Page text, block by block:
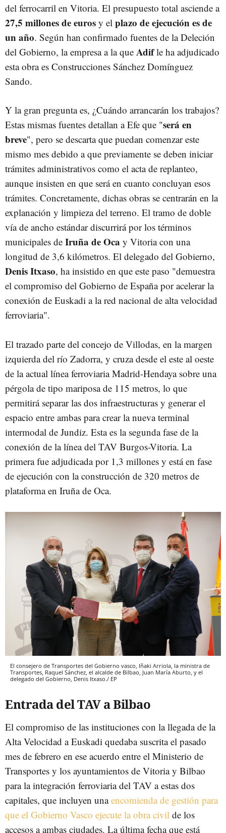
del ferrocarril en Vitoria. El presupuesto total asciende a
27,5 millones de euros y el plazo de ejecución es de
un año. Según han confirmado fuentes de la Deleción
del Gobierno, la empresa a la que Adifle ha adjudicado
esta obra es Construcciones Sánchez Domínguez
Sando.
Y la gran pregunta es, ¿Cuándo arrancarán los trabajos?
Estas mismas fuentes detallan a Efe que "será en
breve", pero se descarta que puedan comenzar este
mismo mes debido a que previamente se deben iniciar
trámites administrativos como el acta de replanteo,
aunque insisten en que será en cuanto concluyan esos
trámites. Concretamente, dichas obras se centrarán en la
explanación y limpieza del terreno. El tramo de doble
vía de ancho estándar discurrirá por los términos
municipales de Iruña de Oca y Vitoria con una
longitud de 3,6 kilómetros. El delegado del Gobierno,
Denis Itxaso, ha insistido en que este paso "demuestra
el compromiso del Gobierno de España por acelerar la
conexión de Euskadi a la red nacional de alta velocidad
ferroviaria".
El trazado parte del concejo de Villodas, en la margen
izquierda del río Zadorra, y cruza desde el este al oeste
de la actual línea ferroviaria Madrid-Hendaya sobre una
pérgola de tipo mariposa de 115 metros, lo que
permitirá separar las dos infraestructuras y generar el
espacio entre ambas para crear la nueva terminal
intermodal de Jundiz. Esta es la segunda fase de la
conexión de la línea del TAV Burgos-Vitoria. La
primera fue adjudicada por 1,3 millones y está en fase
de ejecución con la construcción de 320 metros de
plataforma en Iruña de Oca.
El consejero de Transportes del Gobierno vasco, Iñaki Arriola, la ministra de
Transportes, Raquel Sánchez, el alcalde de Bilbao, Juan María Aburto, y el
delegado del Gobierno, Denis Itxaso./ EP
Entrada del TAV a Bilbao
El compromiso de las instituciones con la llegada de la
Alta Velocidad a Euskadi quedaba suscrita el pasado
mes de febrero en ese acuerdo entre el Ministerio de
Transportes y los ayuntamientos de Vitoria y Bilbao
para la integración ferroviaria del TAV a estas dos
capitales, que incluyen unaencomienda de gestión para
que el Gobierno Vasco ejecute la obra civil de los
accesos a ambas ciudades. La última fecha que está